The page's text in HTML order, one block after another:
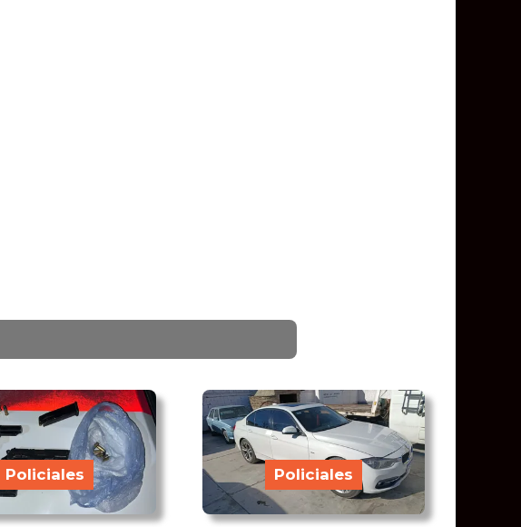
Policiales Policiales